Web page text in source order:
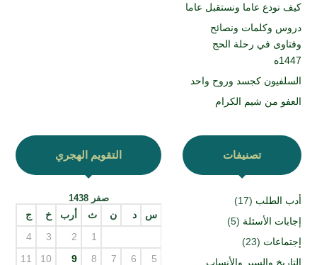
كيف نودع عاما ونستقبل عاما
دروس وكلمات ونصائح
وفتاوى في رحلة الحج
1447ه
السلفيون كجسد وروح واحد
العفو من شيم الكرام
تصنيفات
أدب الطلب (17)
إجابات الأسئلة (5)
إجتماعات (23)
التاريخ والسير والأنساب
التقويم الهجري
صفر 1438
س د ن ث أرب خ
ج
1
2
3
4
5
6
7
8
9
10
11